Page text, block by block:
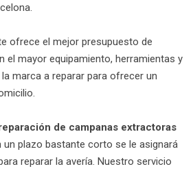
ofrece el mejor presupuesto de
el mayor equipamiento, herramientas y
marca a reparar para ofrecer un
de campanas extractoras
plazo bastante corto se le asignará
reparar la avería. Nuestro servicio